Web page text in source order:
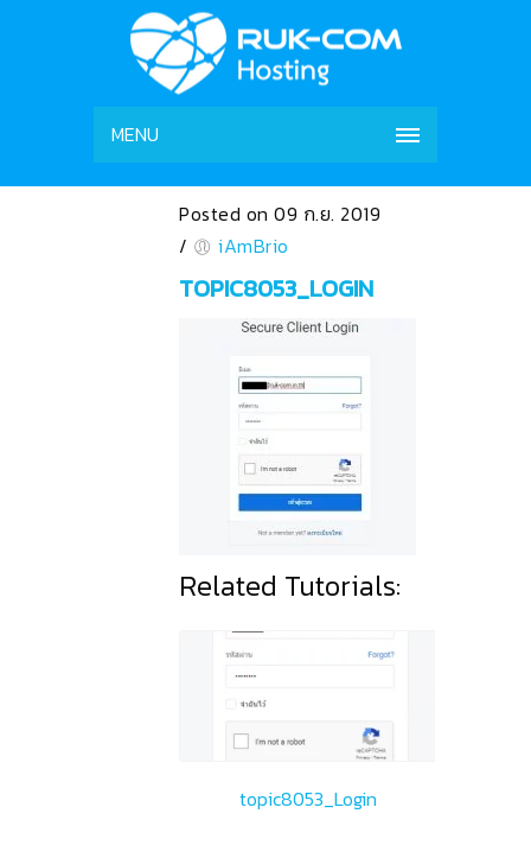
MENU
Posted on 09 ก.ย. 2019
/
iAmBrio
TOPIC8053_LOGIN
Related Tutorials:
topic8053_Login